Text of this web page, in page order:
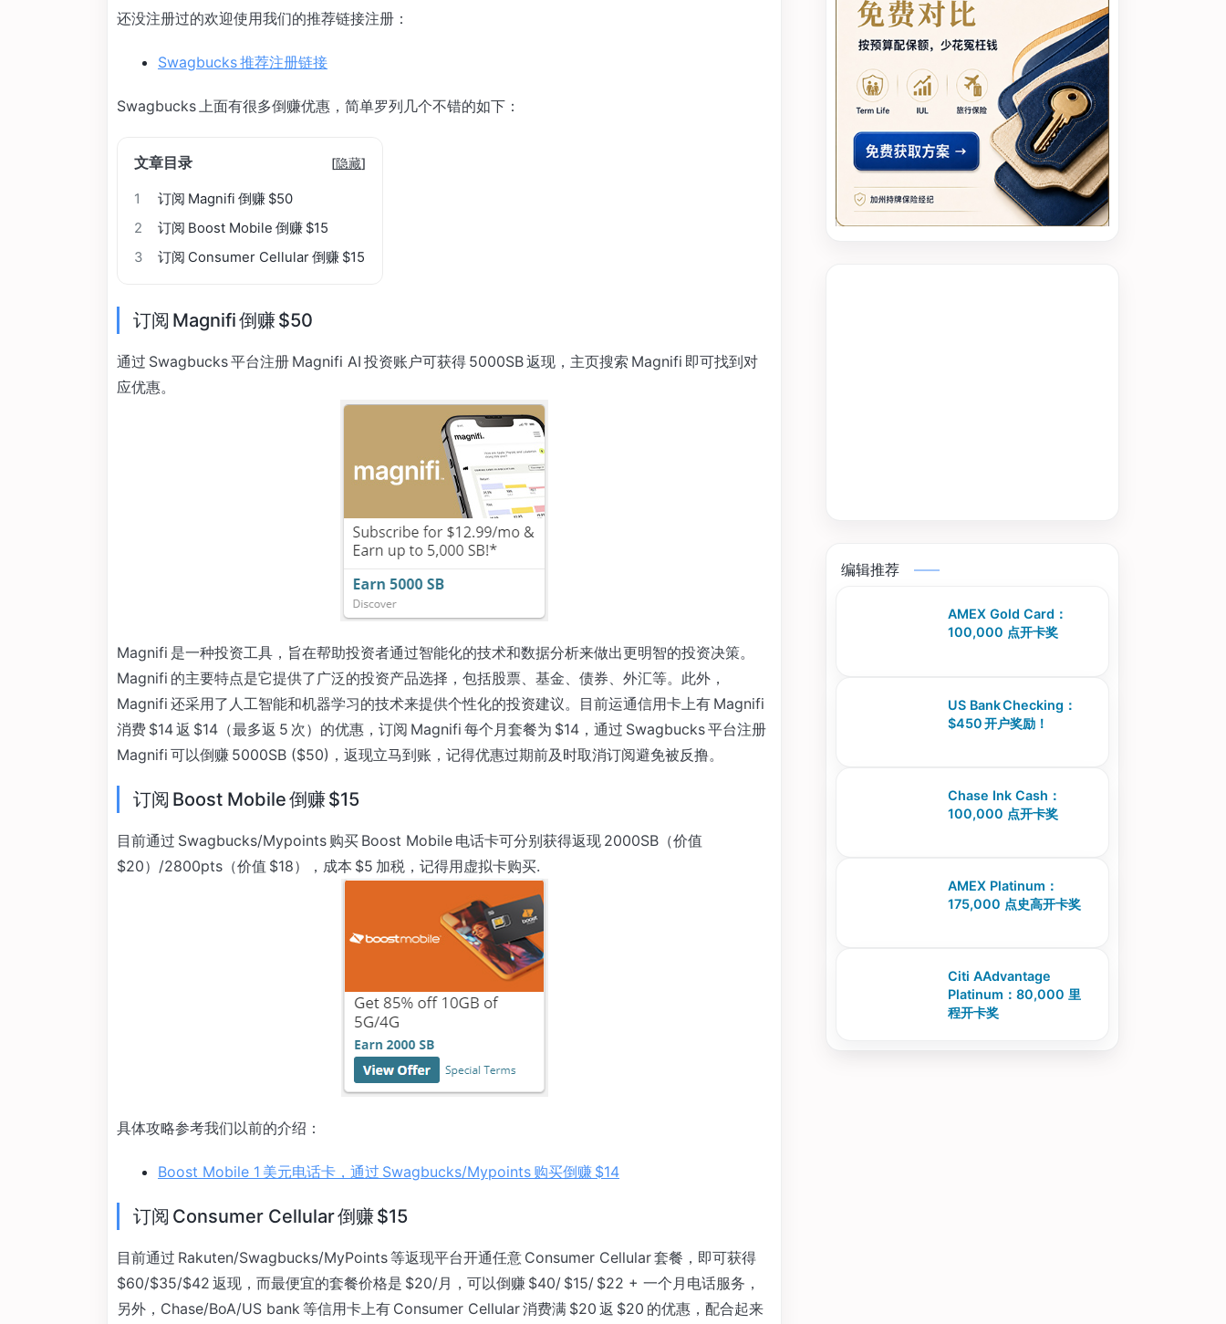
还没注册过的欢迎使用我们的推荐链接注册：
Swagbucks 推荐注册链接
Swagbucks 上面有很多倒赚优惠，简单罗列几个不错的如下：
文章目录 [隐藏]
1
订阅 Magnifi 倒赚 $50
2
订阅 Boost Mobile 倒赚 $15
3
订阅 Consumer Cellular 倒赚 $15
订阅 Magnifi 倒赚 $50
通过 Swagbucks 平台注册 Magnifi AI 投资账户可获得 5000SB 返现，主页搜索 Magnifi 即可找到对
应优惠。
Magnifi 是一种投资工具，旨在帮助投资者通过智能化的技术和数据分析来做出更明智的投资决策。
Magnifi 的主要特点是它提供了广泛的投资产品选择，包括股票、基金、债券、外汇等。此外，
Magnifi 还采用了人工智能和机器学习的技术来提供个性化的投资建议。目前运通信用卡上有 Magnifi
消费 $14 返 $14（最多返 5 次）的优惠，订阅 Magnifi 每个月套餐为 $14，通过 Swagbucks 平台注册
Magnifi 可以倒赚 5000SB ($50)，返现立马到账，记得优惠过期前及时取消订阅避免被反撸。
订阅 Boost Mobile 倒赚 $15
目前通过 Swagbucks/Mypoints 购买 Boost Mobile 电话卡可分别获得返现 2000SB（价值
$20）/2800pts（价值 $18），成本 $5 加税，记得用虚拟卡购买.
具体攻略参考我们以前的介绍：
Boost Mobile 1 美元电话卡，通过 Swagbucks/Mypoints 购买倒赚 $14
订阅 Consumer Cellular 倒赚 $15
目前通过 Rakuten/Swagbucks/MyPoints 等返现平台开通任意 Consumer Cellular 套餐，即可获得
$60/$35/$42 返现，而最便宜的套餐价格是 $20/月，可以倒赚 $40/ $15/ $22 + 一个月电话服务，
另外，Chase/BoA/US bank 等信用卡上有 Consumer Cellular 消费满 $20 返 $20 的优惠，配合起来
编辑推荐
AMEX Gold Card：
100,000 点开卡奖
US Bank Checking：
$450 开户奖励！
Chase Ink Cash：
100,000 点开卡奖
AMEX Platinum：
175,000 点史高开卡奖
Citi AAdvantage
Platinum：80,000 里
程开卡奖